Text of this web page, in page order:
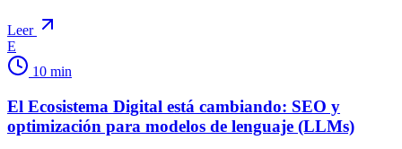
Leer
E
10 min
El Ecosistema Digital está cambiando: SEO y
optimización para modelos de lenguaje (LLMs)